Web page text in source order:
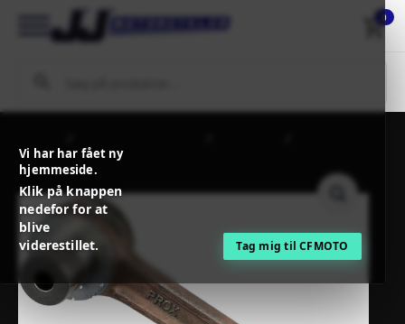
Vi har har fået ny
hjemmeside.
Klik på knappen
nedefor for at
blive
viderestillet.
Tag mig til CFMOTO
0
CONNECTING ROD KIT